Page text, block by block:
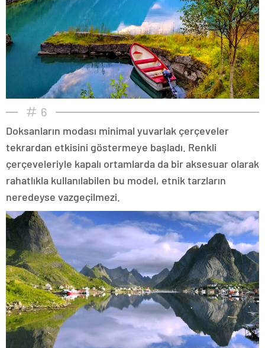
6
Doksanların modası minimal yuvarlak çerçeveler
tekrardan etkisini göstermeye başladı. Renkli
çerçeveleriyle kapalı ortamlarda da bir aksesuar olarak
rahatlıkla kullanılabilen bu model, etnik tarzların
neredeyse vazgeçilmezi.